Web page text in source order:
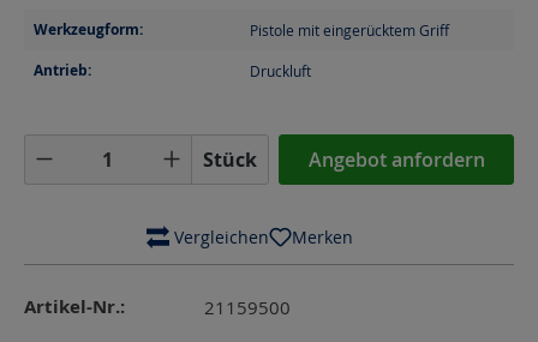
Werkzeugform: Pistole mit eingerücktem Griff
Antrieb: Druckluft
Produkt Anzahl: Gib den gewünschten
Stück Angebot anfordern
Vergleichen Merken
Artikel-Nr.: 21159500